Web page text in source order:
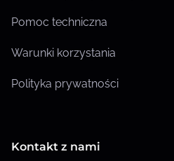
Pomoc techniczna
Warunki korzystania
Polityka prywatności
Kontakt z nami